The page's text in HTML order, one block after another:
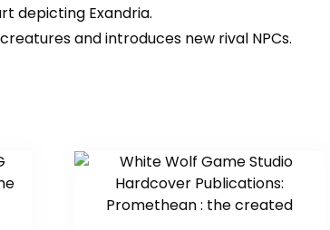
depicting Exandria.
and introduces new rival NPCs.